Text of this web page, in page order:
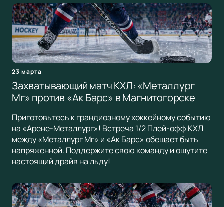
23 марта
Захватывающий матч КХЛ: «Металлург
Мг» против «Ак Барс» в Магнитогорске
Приготовьтесь к грандиозному хоккейному событию
на «Арене-Металлург»! Встреча 1/2 Плей-офф КХЛ
между «Металлург Мг» и «Ак Барс» обещает быть
напряженной. Поддержите свою команду и ощутите
настоящий драйв на льду!